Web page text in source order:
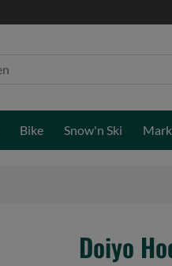
Bike Snow'n Ski
Doiyo